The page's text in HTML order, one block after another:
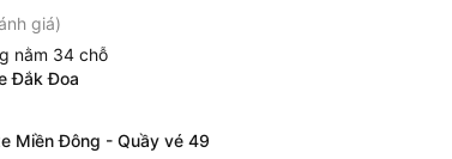
giá)
nằm 34 chỗ
Đắk Đoa
Miền Đông - Quầy vé 49